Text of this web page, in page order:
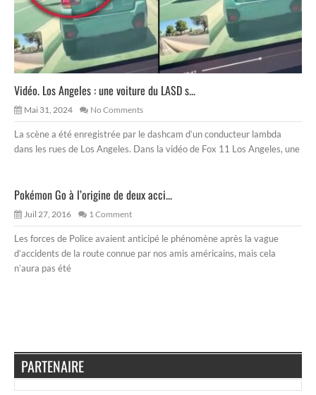
Vidéo. Los Angeles : une voiture du LASD s...
Mai 31, 2024 No Comments
La scène a été enregistrée par le dashcam d’un conducteur lambda
dans les rues de Los Angeles. Dans la vidéo de Fox 11 Los Angeles, une
Pokémon Go à l’origine de deux acci...
Juil 27, 2016 1 Comment
Les forces de Police avaient anticipé le phénomène après la vague
d’accidents de la route connue par nos amis américains, mais cela
n’aura pas été
PARTENAIRE